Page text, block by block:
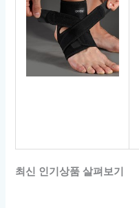
최신 인기상품 살펴보기